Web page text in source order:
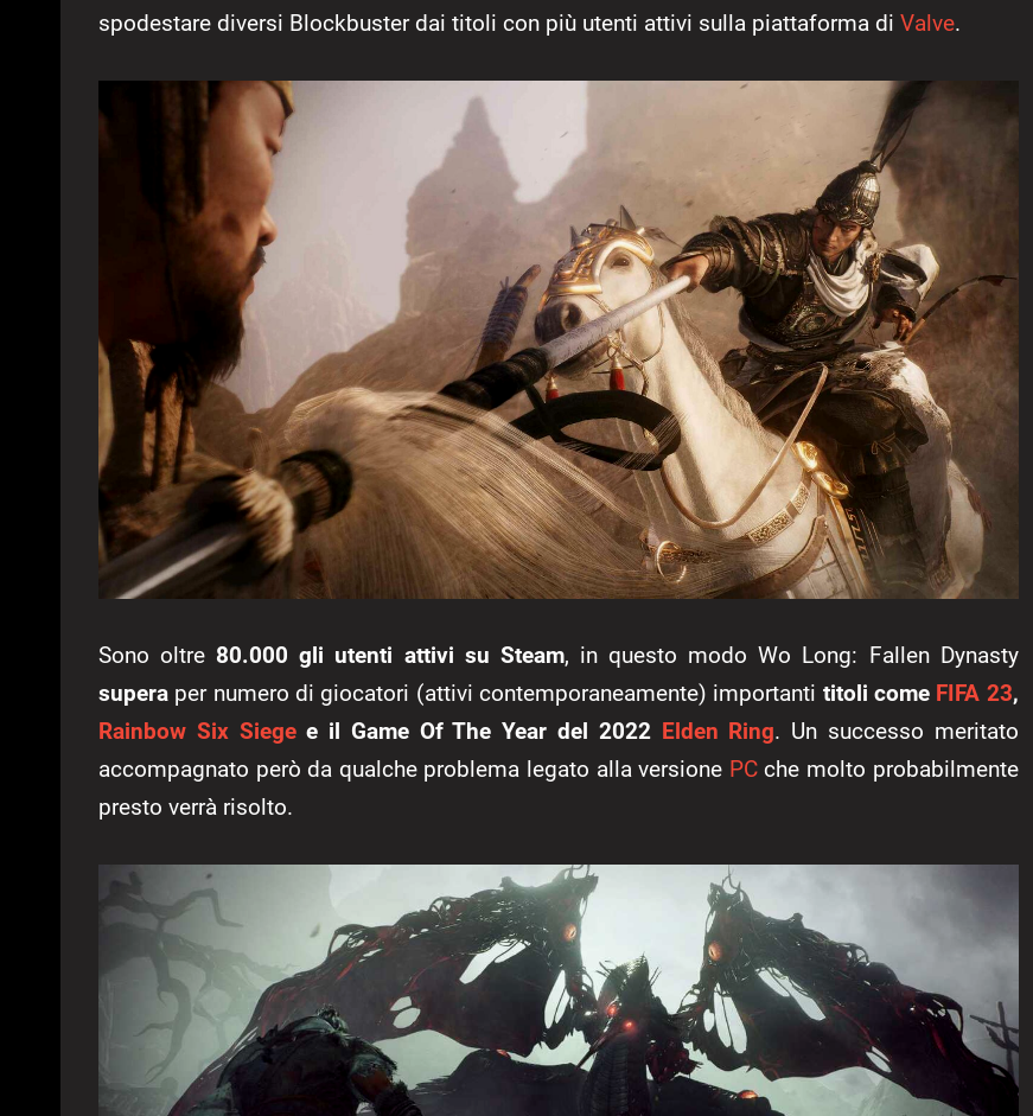
spodestare diversi Blockbuster dai titoli con più utenti attivi sulla piattaforma di Valve.
Sono oltre 80.000 gli utenti attivi su Steam, in questo modo Wo Long: Fallen Dynasty
supera per numero di giocatori (attivi contemporaneamente) importanti titoli come FIFA 23,
Rainbow Six Siegee il Game Of The Year del 2022 Elden Ring. Un successo meritato
accompagnato però da qualche problema legato alla versione PCche molto probabilmente
presto verrà risolto.